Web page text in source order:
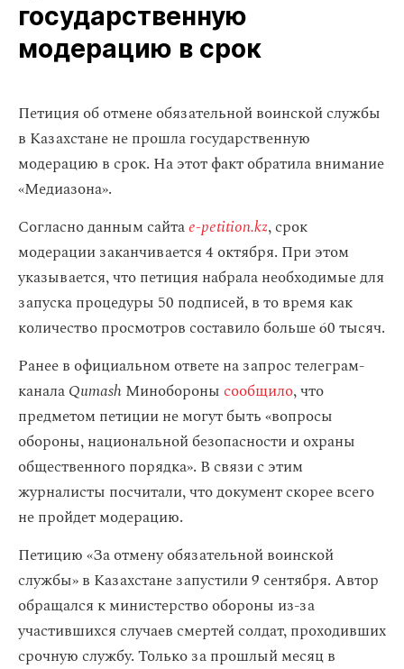
государственную
модерацию в срок
Петиция об отмене обязательной воинской службы
в Казахстане не прошла государственную
модерацию в срок. На этот факт обратила внимание
«Медиазона».
Согласно данным сайтаe-petition.kz, срок
модерации заканчивается 4 октября. При этом
указывается, что петиция набрала необходимые для
запуска процедуры 50 подписей, в то время как
количество просмотров составило больше 60 тысяч.
Ранее в официальном ответе на запрос телеграм-
каналаQumashМиноборонысообщило, что
предметом петиции не могут быть «вопросы
обороны, национальной безопасности и охраны
общественного порядка». В связи с этим
журналисты посчитали, что документ скорее всего
не пройдет модерацию.
Петицию «За отмену обязательной воинской
службы» в Казахстане запустили 9 сентября. Автор
обращался к министерство обороны из-за
участившихся случаев смертей солдат, проходивших
срочную службу. Только за прошлый месяц в